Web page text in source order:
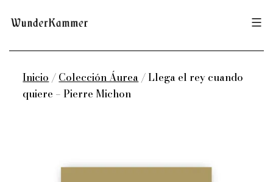
contenido
Wunderkammer
Inicio / Colección Áurea / Llega el rey cuando
quiere – Pierre Michon